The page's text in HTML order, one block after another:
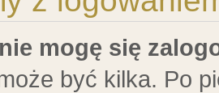
mogę się
być kilka. Po